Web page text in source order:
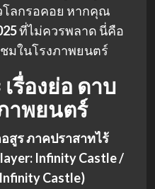
ลกรอคอย หากคุณ
ที่ไม่ควรพลาด นี่คือ
มในโรงภาพยนตร์
เรื่องย่อ ดาบ
พยนตร์
สูร ภาคปราสาทไร้
Infinity Castle /
Castle)